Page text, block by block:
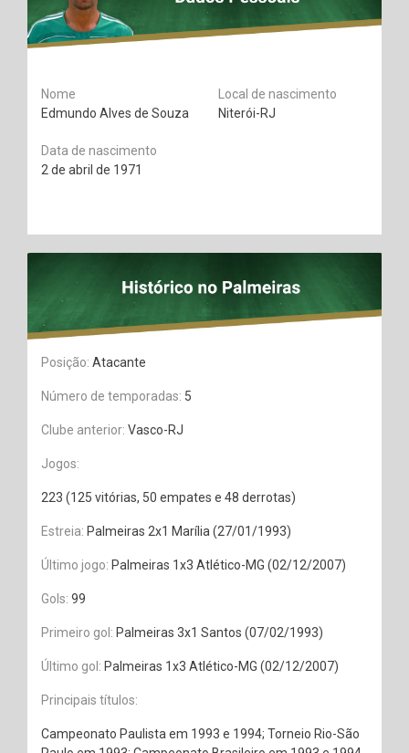
Nome
Edmundo Alves de Souza
Data de nascimento
2 de abril de 1971
Local de nascimento
Niterói-RJ
Posição: Atacante
Número de temporadas: 5
Clube anterior: Vasco-RJ
Jogos:
223 (125 vitórias, 50 empates e 48 derrotas)
Estreia: Palmeiras 2x1 Marília (27/01/1993)
Último jogo: Palmeiras 1x3 Atlético-MG (02/12/2007)
Gols: 99
Primeiro gol: Palmeiras 3x1 Santos (07/02/1993)
Último gol: Palmeiras 1x3 Atlético-MG (02/12/2007)
Principais títulos:
Campeonato Paulista em 1993 e 1994; Torneio Rio-São